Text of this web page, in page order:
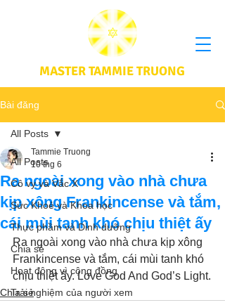
MASTER TAMMIE TRUONG
Bài đăng
All Posts
Cô vy và Vắc X
Sức Khoẻ và Khoa học
Thực phầm và Dinh dưỡng
Chia sẻ
Hoạt động vì cộng đồng
Trải nghiệm của người xem
All Posts
Ra ngoài xong vào nhà chưa
kịp xông Frankincense và tắm,
cái mùi tanh khó chịu thiệt ấy
Tammie Truong
10 thg 6
Ra ngoài xong vào nhà chưa kịp xông
Frankincense và tắm, cái mùi tanh khó
chịu thiệt ấy. Love God And God’s Light.
Chia sẻ